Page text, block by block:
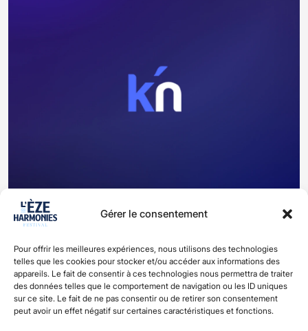
Gérer le consentement
Pour offrir les meilleures expériences, nous utilisons des technologies
telles que les cookies pour stocker et/ou accéder aux informations des
appareils. Le fait de consentir à ces technologies nous permettra de traiter
des données telles que le comportement de navigation ou les ID uniques
sur ce site. Le fait de ne pas consentir ou de retirer son consentement
peut avoir un effet négatif sur certaines caractéristiques et fonctions.
Facilis corrupti dicta sit fugit ab